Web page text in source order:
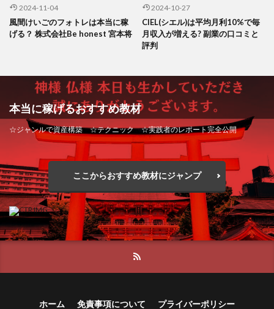
2024-11-04
風間けいごのフォトレは本当に稼
げる？ 株式会社Be honest 宮本将
2024-10-27
CIEL(シエル)は平均月利10%で毎
月収入が増える? 副業の口コミと
評判
本当に稼げるおすすめ教材
☆ジャンルで資産構築 ☆テクニック ☆実践者のレポート完全公開
ここからおすすめ教材にジャンプ
ホーム 免責事項について プライバーポリシー